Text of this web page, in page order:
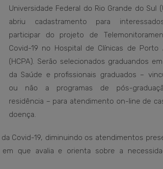
Universidade Federal do Rio Grande do Sul
abriu cadastramento para
participar do projeto de
Covid-19 no Hospital de Clínicas de Porto
(HCPA). Serão selecionados graduandos
da Saúde e profissionais graduados –
ou não a programas de pós-
residência – para atendimento on-line de
doença.
Covid-19, diminuindo os atendimentos
que avalia e orienta sobre a